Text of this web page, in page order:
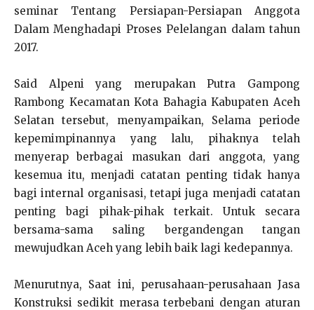
seminar Tentang Persiapan-Persiapan Anggota
Dalam Menghadapi Proses Pelelangan dalam tahun
2017.
Said Alpeni yang merupakan Putra Gampong
Rambong Kecamatan Kota Bahagia Kabupaten Aceh
Selatan tersebut, menyampaikan, Selama periode
kepemimpinannya yang lalu, pihaknya telah
menyerap berbagai masukan dari anggota, yang
kesemua itu, menjadi catatan penting tidak hanya
bagi internal organisasi, tetapi juga menjadi catatan
penting bagi pihak-pihak terkait. Untuk secara
bersama-sama saling bergandengan tangan
mewujudkan Aceh yang lebih baik lagi kedepannya.
Menurutnya, Saat ini, perusahaan-perusahaan Jasa
Konstruksi sedikit merasa terbebani dengan aturan